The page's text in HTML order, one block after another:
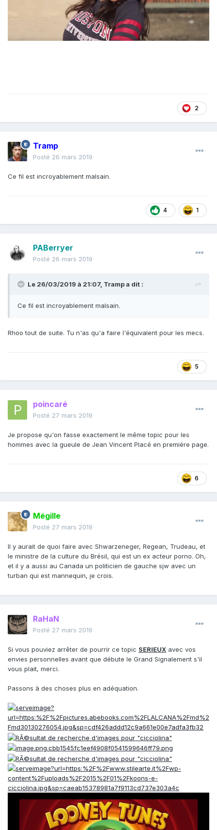
2
Tramp
Posté 26 mars 2019
Ce fil est incroyablement malsain.
4 1
PABerryer
Posté 26 mars 2019
Le 26/03/2019 à 21:07, Trampa dit :
Ce fil est incroyablement malsain.
Rhoo tout de suite. Tu n'as qu'a faire l'équivalent pour les mecs.
5
poincaré
Posté 27 mars 2019
Je propose qu'on fasse exactement le même topic pour les
hommes avec la gueule de Jean Vincent Placé en première page.
6
Mégille
Posté 27 mars 2019
Il y aurait de quoi faire avec Shwarzeneger, Regean, Trudeau, et
le ministre de la culture du Brésil, qui est un ex acteur porno. Oh,
et il y a aussi au Canada un politicien de gauche sjw avec un
turban qui est mannequin, je crois.
RaHaN
Posté 27 mars 2019
Si vous pouviez arrêter de pourrir ce topic SERIEUX avec vos
envies personnelles avant que débute le Grand Signalement s'il
vous plait, merci.
Passons à des choses plus en adéquation.